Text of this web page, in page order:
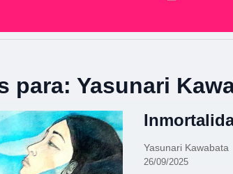
para: Yasunari
Yasunari Kawabata
26/09/2025